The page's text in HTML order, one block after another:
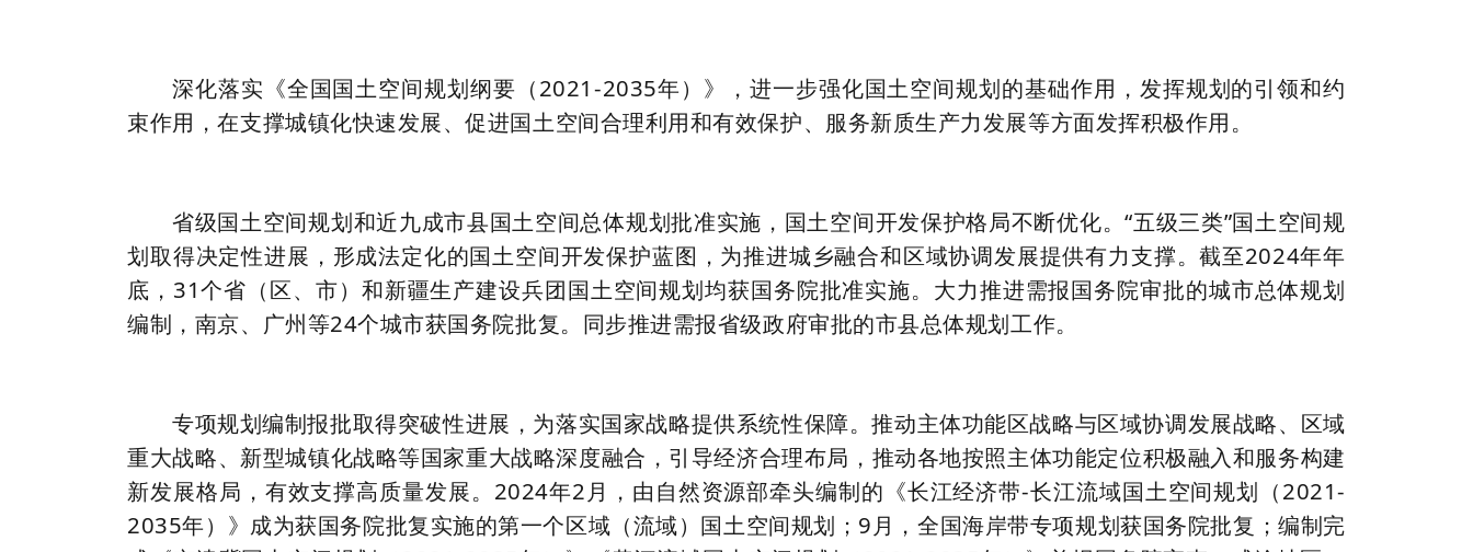
深化落实《全国国土空间规划纲要（2021-2035年）》，进一步强化国土空间规划的基础作用，发挥规划的引领和约
束作用，在支撑城镇化快速发展、促进国土空间合理利用和有效保护、服务新质生产力发展等方面发挥积极作用。
省级国土空间规划和近九成市县国土空间总体规划批准实施，国土空间开发保护格局不断优化。“五级三类”国土空间规
划取得决定性进展，形成法定化的国土空间开发保护蓝图，为推进城乡融合和区域协调发展提供有力支撑。截至2024年年
底，31个省（区、市）和新疆生产建设兵团国土空间规划均获国务院批准实施。大力推进需报国务院审批的城市总体规划
编制，南京、广州等24个城市获国务院批复。同步推进需报省级政府审批的市县总体规划工作。
专项规划编制报批取得突破性进展，为落实国家战略提供系统性保障。推动主体功能区战略与区域协调发展战略、区域
重大战略、新型城镇化战略等国家重大战略深度融合，引导经济合理布局，推动各地按照主体功能定位积极融入和服务构建
新发展格局，有效支撑高质量发展。2024年2月，由自然资源部牵头编制的《长江经济带-长江流域国土空间规划（2021-
2035年）》成为获国务院批复实施的第一个区域（流域）国土空间规划；9月，全国海岸带专项规划获国务院批复；编制完